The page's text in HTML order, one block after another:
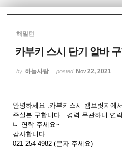
해밀턴
카부키 스시 단기 알바
by 하늘사랑 posted Nov 22, 2021
안녕하세요 .카부키스시 캠브릿지에
주실분 구합니다 . 경력 무관하니 연
니 연락 주세요~
감사합니다.
021 254 4982 (문자 주세요)
Sketchbook5, 스
Sketchbook5,